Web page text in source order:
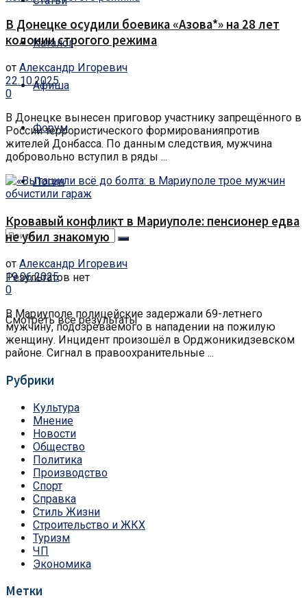
Каталог
Афиша
Форум
Логин
Результатов нет
Смотреть все результаты
В Донецке осудили боевика «Азова*» на 28 лет
колонии строгого режима
от Александр Игоревич
22.10.2025
0
В Донецке вынесен приговор участнику запрещённого в
России террористического формированияпротив
жителей Донбасса. По данным следствия, мужчина
добровольно вступил в ряды ...
Кровавый конфликт в Мариуполе: пенсионер едва
не убил знакомую
от Александр Игоревич
19.06.2025
0
В Мариуполе полицейские задержали 69-летнего
мужчину, подозреваемого в нападении на пожилую
женщину. Инцидент произошёл в Орджоникидзевском
районе. Сигнал в правоохранительные ...
Рубрики
Культура
Мнение
Новости
Общество
Политика
Производство
Спорт
Справка
Стиль Жизни
Строительство и ЖКХ
Туризм
ЧП
Экономика
Метки